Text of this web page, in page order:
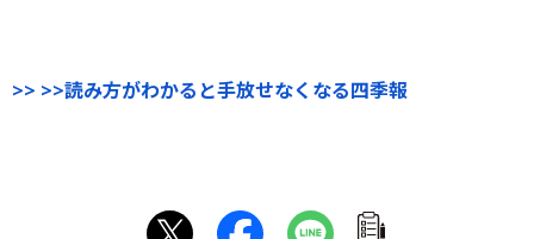
>> >>読み方がわかると手放せなくなる四季報